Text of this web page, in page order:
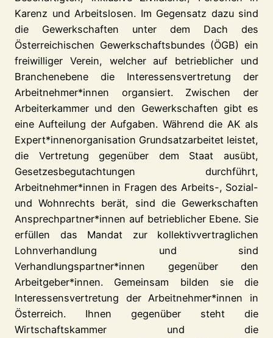
Karenz und Arbeitslosen. Im Gegensatz dazu sind
die Gewerkschaften unter dem Dach des
Österreichischen Gewerkschaftsbundes (ÖGB) ein
freiwilliger Verein, welcher auf betrieblicher und
Branchenebene die Interessensvertretung der
Arbeitnehmer*innen organsiert. Zwischen der
Arbeiterkammer und den Gewerkschaften gibt es
eine Aufteilung der Aufgaben. Während die AK als
Expert*innenorganisation Grundsatzarbeitet leistet,
die Vertretung gegenüber dem Staat ausübt,
Gesetzesbegutachtungen durchführt,
Arbeitnehmer*innen in Fragen des Arbeits-, Sozial-
und Wohnrechts berät, sind die Gewerkschaften
Ansprechpartner*innen auf betrieblicher Ebene. Sie
erfüllen das Mandat zur kollektivvertraglichen
Lohnverhandlung und sind
Verhandlungspartner*innen gegenüber den
Arbeitgeber*innen. Gemeinsam bilden sie die
Interessensvertretung der Arbeitnehmer*innen in
Österreich. Ihnen gegenüber steht die
Wirtschaftskammer und die